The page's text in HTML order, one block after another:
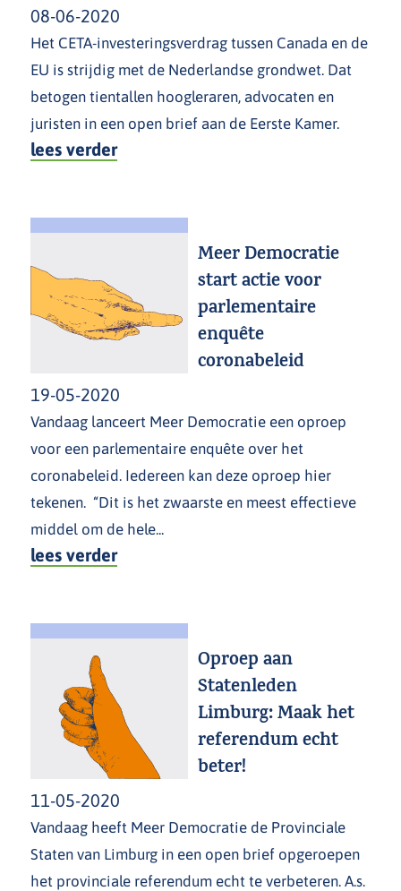
08-06-2020
Het CETA-investeringsverdrag tussen Canada en de
EU is strijdig met de Nederlandse grondwet. Dat
betogen tientallen hoogleraren, advocaten en
juristen in een open brief aan de Eerste Kamer.
lees verder
Meer Democratie
start actie voor
parlementaire
enquête
coronabeleid
19-05-2020
Vandaag lanceert Meer Democratie een oproep
voor een parlementaire enquête over het
coronabeleid. Iedereen kan deze oproep hier
tekenen. “Dit is het zwaarste en meest effectieve
middel om de hele...
lees verder
Oproep aan
Statenleden
Limburg: Maak het
referendum echt
beter!
11-05-2020
Vandaag heeft Meer Democratie de Provinciale
Staten van Limburg in een open brief opgeroepen
het provinciale referendum echt te verbeteren. A.s.